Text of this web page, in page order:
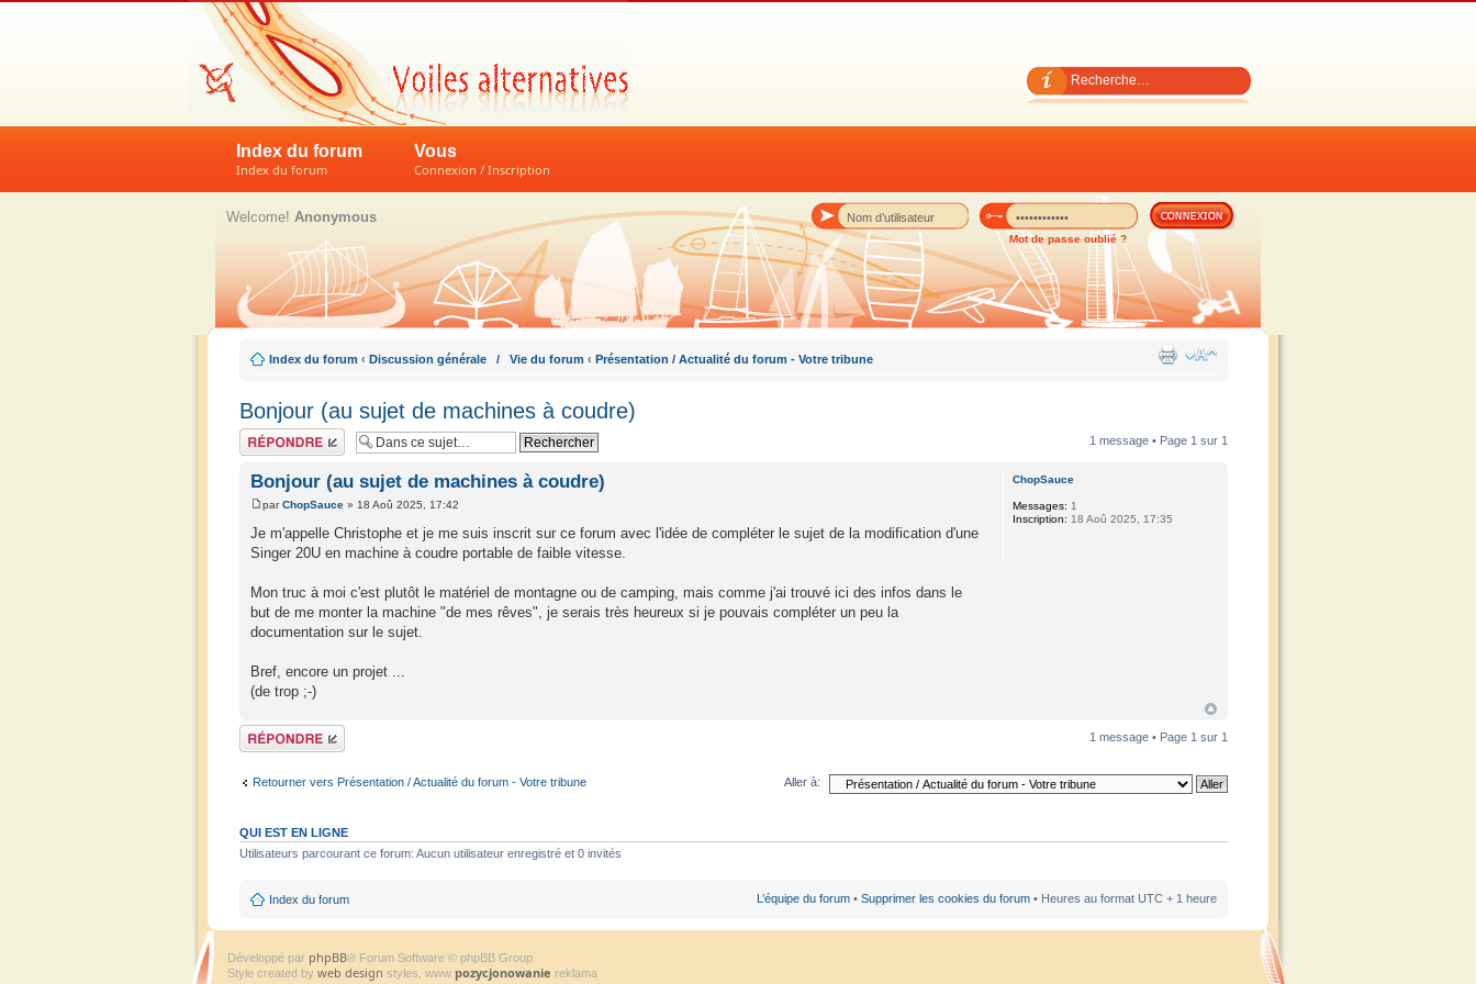
Index du forum
Index du forum
Vous
Connexion / Inscription
Mot de passe oublié ?
Welcome! Anonymous
Index du forum ‹ Discussion générale / Vie du forum ‹ Présentation / Actualité du forum - Votre tribune
Bonjour (au sujet de machines à coudre)
Répondre 1 message • Page 1 sur 1
Bonjour (au sujet de machines à coudre)
parChopSauce » 18 Aoû 2025, 17:42
Je m'appelle Christophe et je me suis inscrit sur ce forum avec l'idée de compléter le sujet de la modification d'une
Singer 20U en machine à coudre portable de faible vitesse.
Mon truc à moi c'est plutôt le matériel de montagne ou de camping, mais comme j'ai trouvé ici des infos dans le
but de me monter la machine "de mes rêves", je serais très heureux si je pouvais compléter un peu la
documentation sur le sujet.
Bref, encore un projet ...
(de trop ;-)
ChopSauce
Messages: 1
Inscription: 18 Aoû 2025, 17:35
Répondre 1 message • Page 1 sur 1
Retourner vers Présentation / Actualité du forum - Votre tribune Aller à:
QUI EST EN LIGNE
Utilisateurs parcourant ce forum: Aucun utilisateur enregistré et 0 invités
Index du forum L’équipe du forum • Supprimer les cookies du forum • Heures au format UTC + 1 heure
Développé par phpBB® Forum Software © phpBB Group
Style created by web design styles, www pozycjonowanie reklama